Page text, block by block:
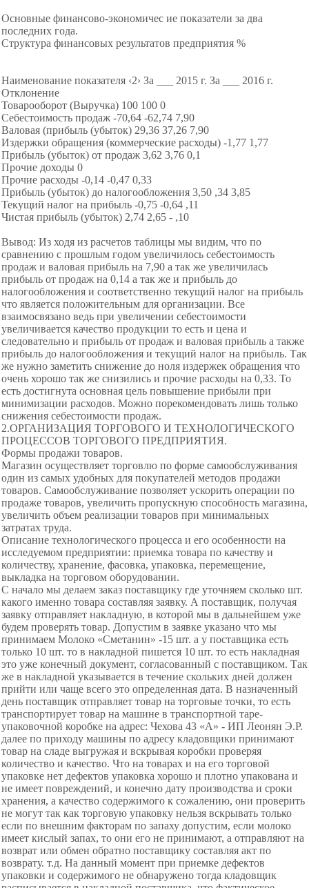
Основные финансово-экономичес ие показатели за два
последних года.
Структура финансовых результатов предприятия %
Наименование показателя ‹2› За ___ 2015 г. За ___ 2016 г.
Отклонение
Товарооборот (Выручка) 100 100 0
Себестоимость продаж -70,64 -62,74 7,90
Валовая (прибыль (убыток) 29,36 37,26 7,90
Издержки обращения (коммерческие расходы) -1,77 1,77
Прибыль (убыток) от продаж 3,62 3,76 0,1
Прочие доходы 0
Прочие расходы -0,14 -0,47 0,33
Прибыль (убыток) до налогообложения 3,50 ,34 3,85
Текущий налог на прибыль -0,75 -0,64 ,11
Чистая прибыль (убыток) 2,74 2,65 - ,10
Вывод: Из ходя из расчетов таблицы мы видим, что по
сравнению с прошлым годом увеличилось себестоимость
продаж и валовая прибыль на 7,90 а так же увеличилась
прибыль от продаж на 0,14 а так же и прибыль до
налогообложения и соответственно текущий налог на прибыль
что является положительным для организации. Все
взаимосвязано ведь при увеличении себестоимости
увеличивается качество продукции то есть и цена и
следовательно и прибыль от продаж и валовая прибыль а также
прибыль до налогообложения и текущий налог на прибыль. Так
же нужно заметить снижение до ноля издержек обращения что
очень хорошо так же снизились и прочие расходы на 0,33. То
есть достигнута основная цель повышение прибыли при
минимизации расходов. Можно порекомендовать лишь только
снижения себестоимости продаж.
2.ОРГАНИЗАЦИЯ ТОРГОВОГО И ТЕХНОЛОГИЧЕСКОГО
ПРОЦЕССОВ ТОРГОВОГО ПРЕДПРИЯТИЯ.
Формы продажи товаров.
Магазин осуществляет торговлю по форме самообслуживания
один из самых удобных для покупателей методов продажи
товаров. Самообслуживание позволяет ускорить операции по
продаже товаров, увеличить пропускную способность магазина,
увеличить объем реализации товаров при минимальных
затратах труда.
Описание технологического процесса и его особенности на
исследуемом предприятии: приемка товара по качеству и
количеству, хранение, фасовка, упаковка, перемещение,
выкладка на торговом оборудовании.
С начало мы делаем заказ поставщику где уточняем сколько шт.
какого именно товара составляя заявку. А поставщик, получая
заявку отправляет накладную, в которой мы в дальнейшем уже
будем проверять товар. Допустим в заявке указано что мы
принимаем Молоко «Сметанин» -15 шт. а у поставщика есть
только 10 шт. то в накладной пишется 10 шт. то есть накладная
это уже конечный документ, согласованный с поставщиком. Так
же в накладной указывается в течение скольких дней должен
прийти или чаще всего это определенная дата. В назначенный
день поставщик отправляет товар на торговые точки, то есть
транспортирует товар на машине в транспортной таре-
упаковочной коробке на адрес: Чехова 43 «А» - ИП Леонян Э.Р.
далее по приходу машины по адресу кладовщики принимают
товар на сладе выгружая и вскрывая коробки проверяя
количество и качество. Что на товарах и на его торговой
упаковке нет дефектов упаковка хорошо и плотно упакована и
не имеет повреждений, и конечно дату производства и сроки
хранения, а качество содержимого к сожалению, они проверить
не могут так как торговую упаковку нельзя вскрывать только
если по внешним факторам по запаху допустим, если молоко
имеет кислый запах, то они его не принимают, а отправляют на
возврат или обмен обратно поставщику составляя акт по
возврату. т.д. На данный момент при приемке дефектов
упаковки и содержимого не обнаружено тогда кладовщик